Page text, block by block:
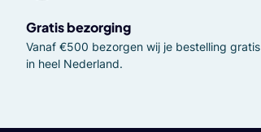
Gratis bezorging
Vanaf €500 bezorgen wij je bestelling gratis
in heel Nederland.